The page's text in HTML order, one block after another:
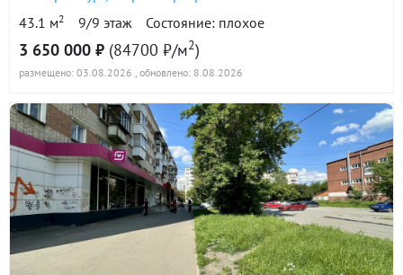
43.1 м2 9/9 этаж Состояние: плохое
3 650 000 ₽ (84700 ₽/м2)
размещено: 03.08.2026 , обновлено: 8.08.2026